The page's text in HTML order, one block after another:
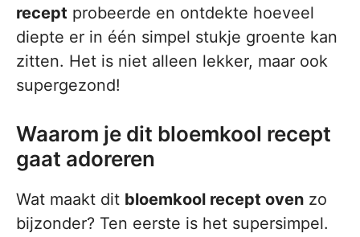
recept probeerde en ontdekte hoeveel
diepte er in één simpel stukje groente kan
zitten. Het is niet alleen lekker, maar ook
supergezond!
Waarom je dit bloemkool recept
gaat adoreren
Wat maakt dit bloemkool recept oven zo
bijzonder? Ten eerste is het supersimpel.